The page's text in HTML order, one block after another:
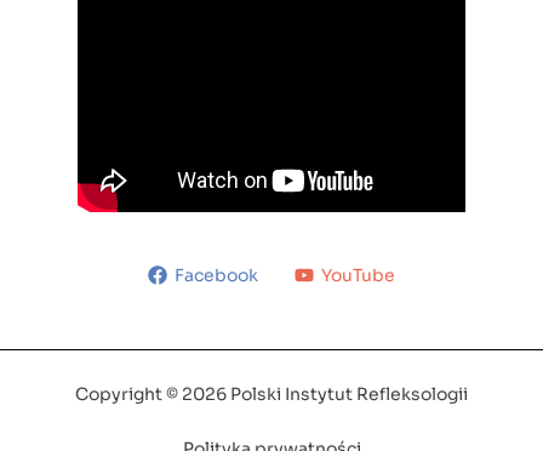
Facebook YouTube
Copyright © 2026 Polski Instytut Refleksologii